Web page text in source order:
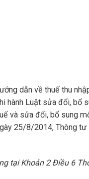
dẫn về thuế thu
hành Luật sửa đổi, bổ
và sửa đổi, bổ sung
25/8/2014, Thông tư
tại Khoản 2 Điều 6